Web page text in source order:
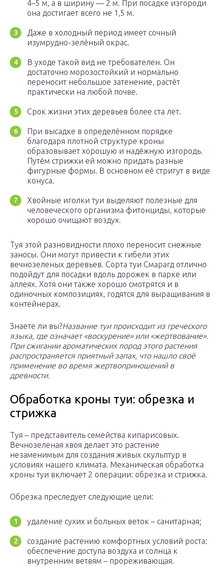
4–5 м, а в ширину — 2 м. При посадке изгороди
она достигает всего не 1,5 м.
Даже в холодный период имеет сочный
изумрудно-зелёный окрас.
В уходе такой вид не требователен. Он
достаточно морозостойкий и нормально
переносит небольшое затенение, растёт
практически на любой почве.
Срок жизни этих деревьев более ста лет.
При высадке в определённом порядке
благодаря плотной структуре кроны
образовывает хорошую и надёжную изгородь.
Путём стрижки ей можно придать разные
фигурные формы. В основном её стригут в виде
конуса.
Хвойные иголки туи выделяют полезные для
человеческого организма фитонциды, которые
хорошо очищают воздух.
Туя этой разновидности плохо переносит снежные
заносы. Они могут привести к гибели этих
вечнозеленых деревьев. Сорта туи Смарагд отлично
подойдут для посадки вдоль дорожек в парке или
аллеях. Хотя они также хорошо смотрятся и в
одиночных композициях, годятся для выращивания в
контейнерах.
Знаете ли вы?Название туи происходит из греческого
языка, где означает «воскурение» или «жертвование».
При сжигании ароматических пород этого растения
распространяется приятный запах, что нашло своё
применение во время жертвоприношений в
древности.
Обработка кроны туи: обрезка и
стрижка
Туя – представитель семейства кипарисовых.
Вечнозеленая хвоя делает это растение
незаменимым для создания живых скульптур в
условиях нашего климата. Механическая обработка
кроны туи включает 2 операции: обрезка и стрижка.
Обрезка преследует следующие цели:
удаление сухих и больных веток – санитарная;
создание растению комфортных условий роста:
обеспечение доступа воздуха и солнца к
внутренним ветвям – прореживающая.